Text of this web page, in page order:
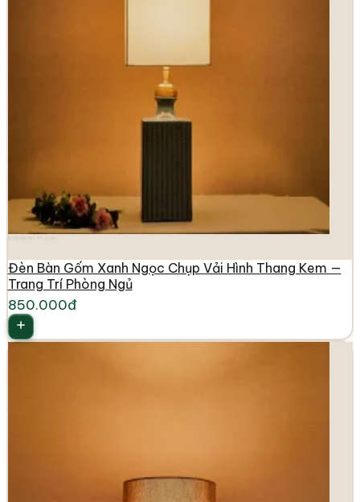
Đèn Bàn Gốm Xanh Ngọc Chụp Vải Hình Thang Kem —
Trang Trí Phòng Ngủ
850.000đ